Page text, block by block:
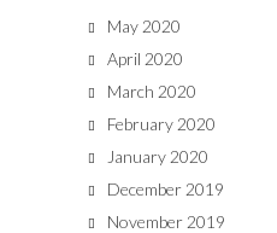
May 2020
April 2020
March 2020
February 2020
January 2020
December 2019
November 2019